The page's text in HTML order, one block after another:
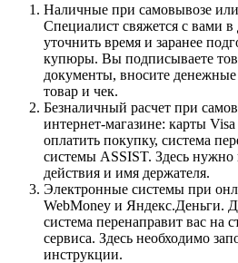
Наличные при самовывозе или
Специалист свяжется с вами
уточнить время и заранее
купюры. Вы подписываете
документы, вносите денежные
товар и чек.
Безналичный расчет при
интернет-магазине: карты
оплатить покупку, система
системы ASSIST. Здесь нужно
действия и имя держателя.
Электронные системы при
WebMoney и Яндекс.Деньги.
система перенаправит вас на
сервиса. Здесь необходимо
инструкции.